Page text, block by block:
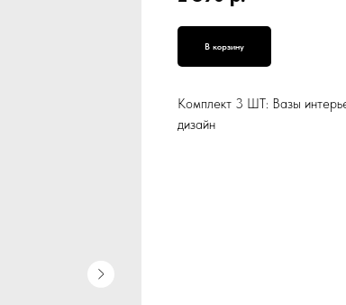
В корзину
Комплект 3 ШТ: Вазы
дизайн